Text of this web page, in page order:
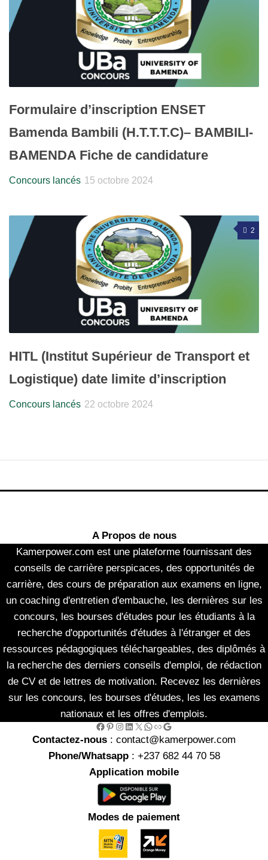
Formulaire d’inscription ENSET
Bamenda Bambili (H.T.T.T.C)– BAMBILI-
BAMENDA Fiche de candidature
Concours lancés 15 octobre 2024
2
HITL (Institut Supérieur de Transport et
Logistique) date limite d’inscription
Concours lancés 22 octobre 2024
A Propos de nous
Kamerpower.com est une plateforme fournissant des
conseils de carrière perspicaces, des opportunités de
carrière, des cours de préparation aux examens en ligne,
un coaching d'entretien d'embauche, les dernières sur les
concours, les bourses d'études pour les étudiants à la
recherche d'opportunités d'études à l'étranger et des
ressources pédagogiques téléchargeables, des diplômés à
la recherche des derniers conseils d'emploi, de rédaction
de CV et de lettres de motivation. Recevez les dernières
sur les concours, les bourses d'études, les les examens
nationaux et les offres d'emplois.
Facebook Pinterest Instagram LinkedIn X WhatsApp Link Google
Contactez-nous : contact@kamerpower.com
Phone/Whatsapp: +237 682 44 70 58
Application mobile
Modes de paiement